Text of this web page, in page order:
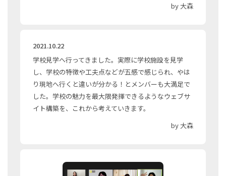
by 大森
2021.10.22
学校見学へ行ってきました。実際に学校施設を見学
し、学校の特徴や工夫点などが五感で感じられ、やは
り現地へ行くと違いが分かる！とメンバーも大満足で
した。学校の魅力を最大限発揮できるようなウェブサ
イト構築を、これから考えていきます。
by 大森